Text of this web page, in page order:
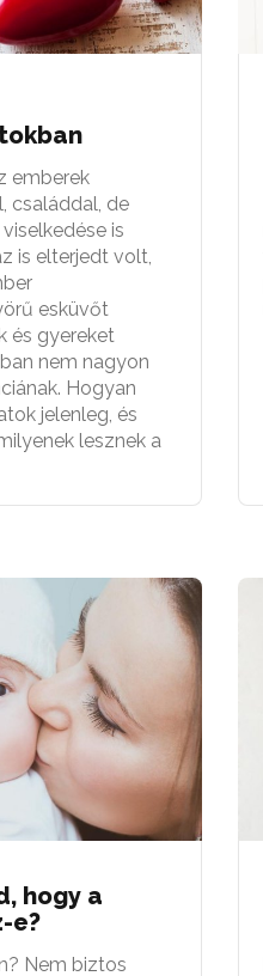
emberek
családdal, de
is
is elterjedt volt,
esküvőt
és gyereket
nem nagyon
Hogyan
jelenleg, és
lesznek a
hogy a
e?
Nem biztos